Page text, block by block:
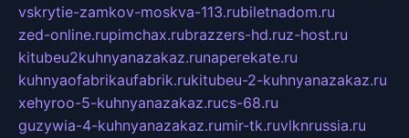
vskrytie-zamkov-moskva-113.rubiletnadom.ru
zed-online.rupimchax.rubrazzers-hd.ruz-host.ru
kitubeu2kuhnyanazakaz.runaperekate.ru
kuhnyaofabrikaufabrik.rukitubeu-2-kuhnyanazakaz.ru
xehyroo-5-kuhnyanazakaz.rucs-68.ru
guzywia-4-kuhnyanazakaz.rumir-tk.ruvlknrussia.ru